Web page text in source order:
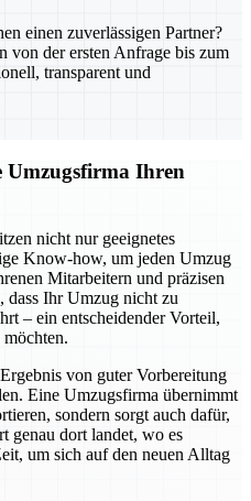
einen zuverlässigen Partner?
von der ersten Anfrage bis zum
transparent und
Umzugsfirma Ihren
nicht nur geeignetes
Know-how, um jeden Umzug
Mitarbeitern und präzisen
dass Ihr Umzug nicht zu
– ein entscheidender Vorteil,
von guter Vorbereitung
Eine Umzugsfirma übernimmt
sondern sorgt auch dafür,
genau dort landet, wo es
um sich auf den neuen Alltag